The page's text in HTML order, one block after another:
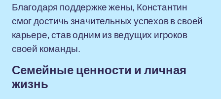
Благодаря поддержке жены, Константин
смог достичь значительных успехов в своей
карьере, став одним из ведущих игроков
своей команды.
Семейные ценности и личная
жизнь